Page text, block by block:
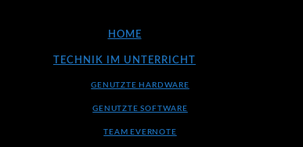
HOME
TECHNIK IM UNTERRICHT
GENUTZTE HARDWARE
GENUTZTE SOFTWARE
TEAM EVERNOTE